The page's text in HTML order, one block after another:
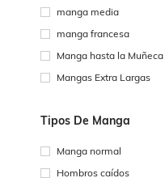
manga media
manga francesa
Manga hasta la Muñeca
Mangas Extra Largas
Tipos De Manga
Manga normal
Hombros caídos